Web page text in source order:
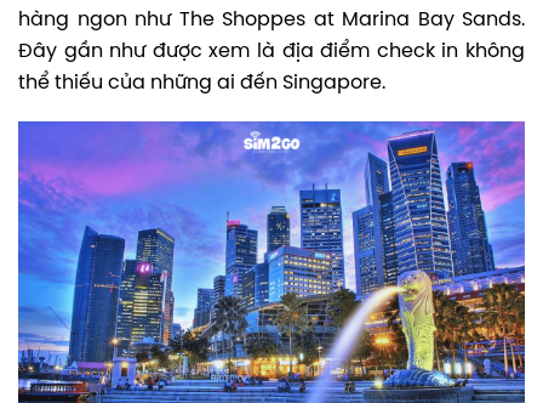
hàng ngon như The Shoppes at Marina Bay Sands.
Đây gần như được xem là địa điểm check in không
thể thiếu của những ai đến Singapore.